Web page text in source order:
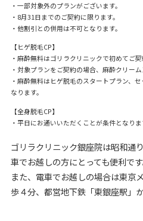
・一部対象外のプランがございます。
・8月31日までのご契約に限ります。
・他割引との併用は不可となります。
【ヒゲ脱毛CP】
・麻酔無料はゴリラクリニックで初めてご契
・対象プランをご契約の場合、麻酔クリーム
・麻酔無料はヒゲ脱毛のスタートプラン、
なります。
【全身脱毛CP】
・平日にお通いいただくことが条件となりま
ゴリラクリニック銀座院は昭和通
車でお越しの方にとっても便利です
また、電車でお越しの場合は東京
歩４分、都営地下鉄「東銀座駅」